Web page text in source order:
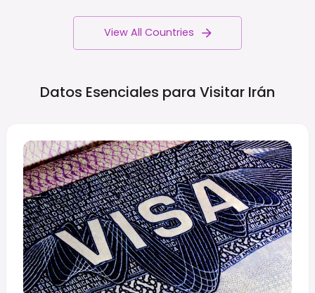
View All Countries
Datos Esenciales para Visitar Irán